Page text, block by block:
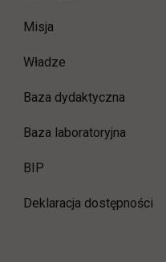
Misja
Władze
Baza dydaktyczna
Baza laboratoryjna
BIP
Deklaracja dostępności